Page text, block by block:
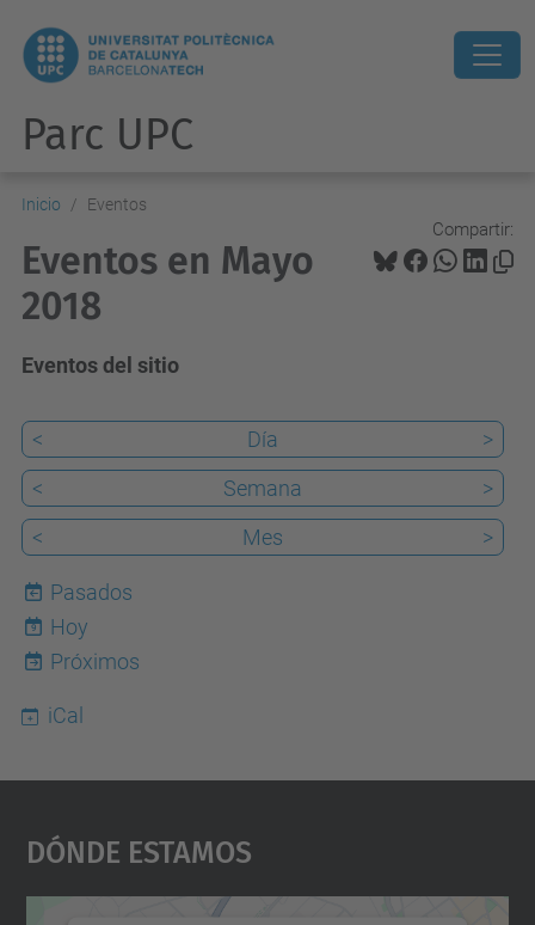
Parc UPC
Inicio Eventos
Compartir:
Eventos en Mayo
2018
Eventos del sitio
< Día
>
<
Semana
>
<
Mes >
Pasados
9
Hoy
Próximos
iCal
Dónde Estamos